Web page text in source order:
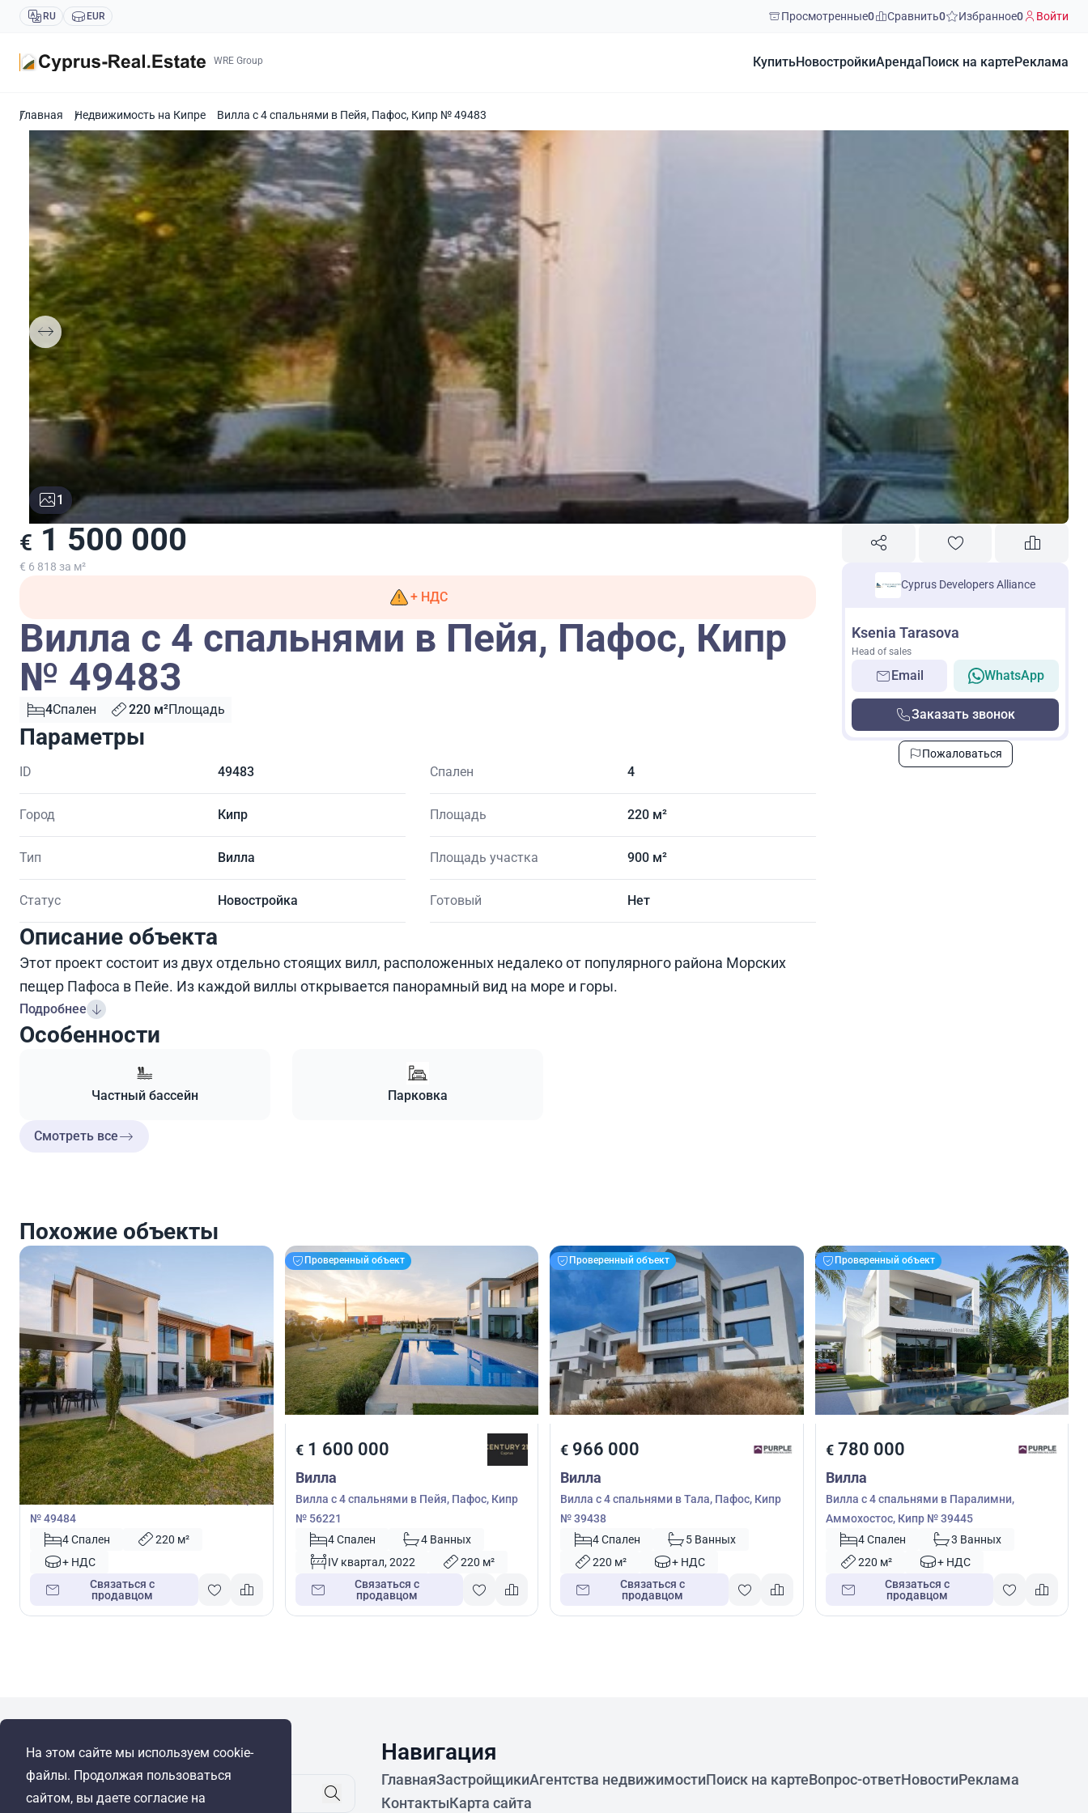
RU EUR Просмотренные0 Сравнить0 Избранное0 Войти
WRE Group КупитьНовостройкиАренда Поиск на карте Реклама
Главная Недвижимость на Кипре Вилла с 4 спальнями в Пейя, Пафос, Кипр № 49483
1
€ 1 500 000
€ 6 818 за м²
+ НДС
Вилла с 4 спальнями в Пейя, Пафос, Кипр
№ 49483
4Спален 220 м²Площадь
Параметры
ID 49483
Город Кипр
Тип Вилла
Статус Новостройка
Спален 4
Площадь 220 м²
Площадь участка 900 м²
Готовый Нет
Описание объекта
Этот проект состоит из двух отдельно стоящих вилл, расположенных недалеко от популярного района Морских
пещер Пафоса в Пейе. Из каждой виллы открывается панорамный вид на море и горы.
Подробнее
Особенности
Частный бассейн Парковка
Смотреть все
Cyprus Developers Alliance
Ksenia Tarasova
Head of sales
Email WhatsApp
Заказать звонок
Пожаловаться
Похожие объекты
€1 500 000
Вилла
Вилла с 4 спальнями в Пейя, Пафос, Кипр
№ 49484
4 Спален
220 м²
+ НДС
Связаться с
продавцом
Проверенный объект
€1 600 000
Вилла
Вилла с 4 спальнями в Пейя, Пафос, Кипр
№ 56221
4 Спален
4 Ванных
IV квартал, 2022
220 м²
Связаться с
продавцом
Проверенный объект
€ 966 000
Вилла
Вилла с 4 спальнями в Тала, Пафос, Кипр
№ 39438
4 Спален
5 Ванных
220 м²
+ НДС
Связаться с
продавцом
Проверенный объект
€780 000
Вилла
Вилла с 4 спальнями в Паралимни,
Аммохостос, Кипр № 39445
4 Спален
3 Ванных
220 м²
+ НДС
Связаться с
продавцом
На этом сайте мы используем cookie-
файлы. Продолжая пользоваться
сайтом, вы даете согласие на
© Cyprus Realestate 2026. Все права защищены! Навигация
ГлавнаяЗастройщикиАгентства недвижимостиПоиск на картеВопрос-ответНовостиРеклама
КонтактыКарта сайта